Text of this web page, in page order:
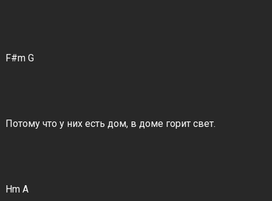
F#m G
Потому что у них есть дом, в доме горит свет.
Hm A